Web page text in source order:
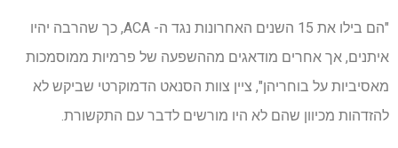
"הם בילו את 15 השנים האחרונות נגד ה- ACA, כך שהרבה יהיו
איתנים, אך אחרים מודאגים מההשפעה של פרמיות ממוסמכות
מאסיביות על בוחריהן", ציין צוות הסנאט הדמוקרטי שביקש לא
להזדהות מכיוון שהם לא היו מורשים לדבר עם התקשורת.